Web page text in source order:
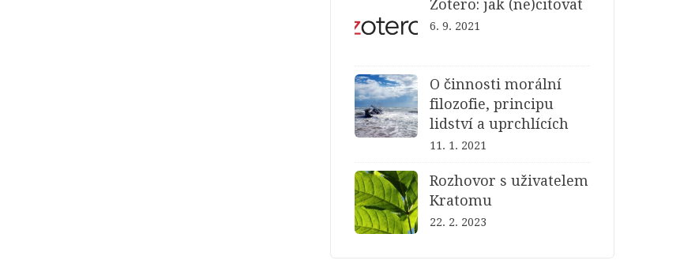
Zotero: jak (ne)citovat
6. 9. 2021
O činnosti morální
filozofie, principu
lidství a uprchlících
11. 1. 2021
Rozhovor s uživatelem
Kratomu
22. 2. 2023